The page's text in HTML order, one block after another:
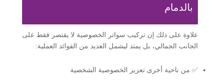
بالدمام
علاوة على ذلك إن تركيب سواتر الخصوصية لا يقتصر فقط على
الجانب الجمالي، بل يمتد ليشمل العديد من الفوائد العملية:
✅ من ناحية أخرى تعزيز الخصوصية الشخصية